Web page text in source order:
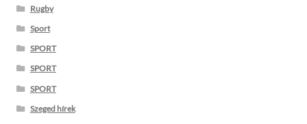
Rugby
Sport
SPORT
SPORT
SPORT
Szeged hírek